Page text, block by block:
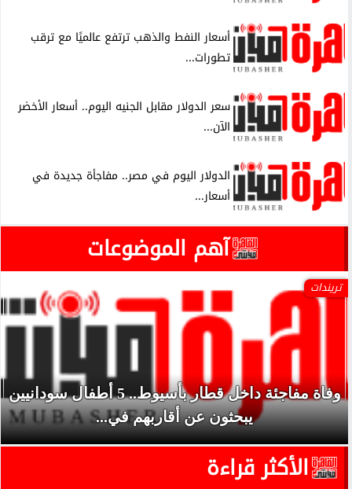
أسعار النفط والذهب ترتفع عالميًا مع ترقب
تطورات...
سعر الدولار مقابل الجنيه اليوم.. أسعار الأخضر
الآن...
الدولار اليوم في مصر.. مفاجأة جديدة في
أسعار...
آهم الموضوعات
أخبار مصر
رسميًا.. جدول امتحانات الشهادة الإعدادية الدور
الثاني بالقاهرة 2026
الأكثر قراءة